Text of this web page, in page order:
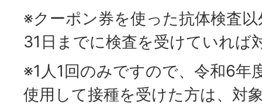
※クーポン券を使った抗体検査
31日までに検査を受けていれば
※1人1回のみですので、令和6年
使用して接種を受けた方は、対